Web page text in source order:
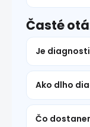
Časté
Je
Ako dlho
Čo